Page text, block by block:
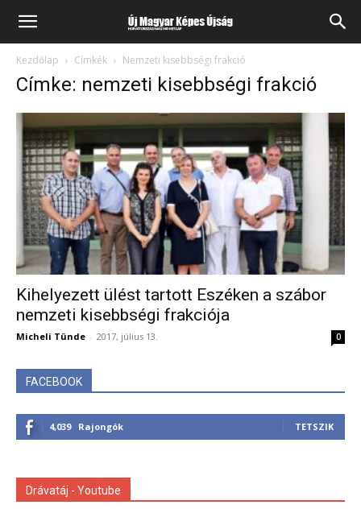
Kezdőlap Címkék Nemzeti kisebbségi frakció
Címke: nemzeti kisebbségi frakció
Kihelyezett ülést tartott Eszéken a szábor
nemzeti kisebbségi frakciója
Micheli Tünde - 2017, július 13. 0
FACEBOOK
4,039 Rajongók TETSZIK
Drávatáj - Youtube